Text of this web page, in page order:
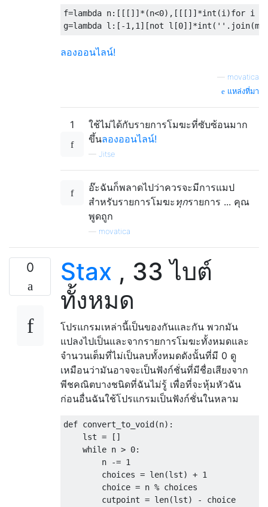
f=lambda n:[[[]]*(n<0),[[[]]*int (i )for i
g=lambda l :[-1 ,1 ][not l [0]]*int ( '' . join(
ลองออนไลน์!
movatica
แหล่งที่มา
1
ใช้ไม่ได้กับรายการโมฆะที่ซับซ้อนมาก
ขึ้นลองออนไลน์!
— Jitse
อ๊ะฉันก็พลาดไปว่าควรจะมีการแมป
สำหรับรายการโมฆะ ทุกรายการ ... คุณ
พูดถูก
movatica
0 Stax , 33 ไบต์
ทั้งหมด
โปรแกรมเหล่านี้เป็นของกันและกัน พวกมัน
แปลงไปเป็นและจากรายการโมฆะทั้งหมดและ
จำนวนเต็มที่ไม่เป็นลบทั้งหมดดังนั้นที่มี 0 ดู
เหมือนว่ามันอาจจะเป็นฟังก์ชั่นที่มีชื่อเสียงจาก
พีชคณิตบางชนิดที่ฉันไม่รู้ เพื่อที่จะหุ้มหัวฉัน
ก่อนอื่นฉันใช้โปรแกรมเป็นฟังก์ชั่นในหลาม
def convert_to_void(n):
    lst = []
    while n > 0:
        n -= 1
        choices = len(lst) + 1
        choice = n % choices
        cutpoint = len(lst) - choice